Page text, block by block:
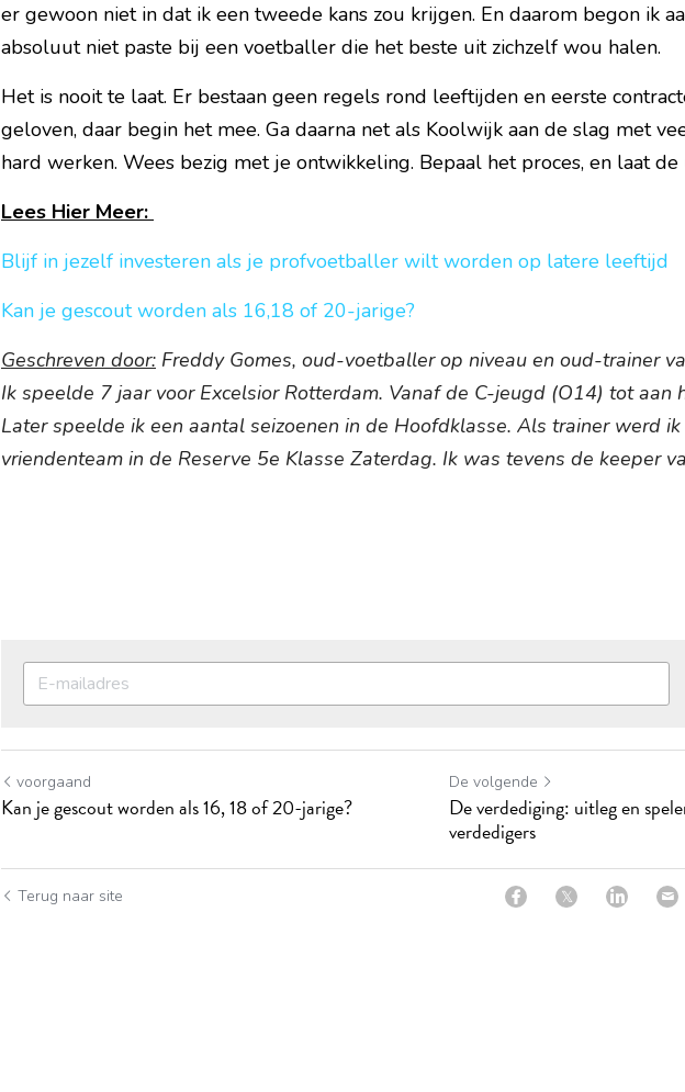
er gewoon niet in dat ik een tweede kans zou krijgen. En daarom begon ik
absoluut niet paste bij een voetballer die het beste uit zichzelf wou halen.
Het is nooit te laat. Er bestaan geen regels rond leeftijden en eerste
geloven, daar begin het mee. Ga daarna net als Koolwijk aan de slag met
hard werken. Wees bezig met je ontwikkeling. Bepaal het proces, en laat
Lees Hier Meer:
Blijf in jezelf investeren als je profvoetballer wilt worden op latere leeftijd
Kan je gescout worden als 16,18 of 20-jarige?
Geschreven door: Freddy Gomes, oud-voetballer op niveau en oud-trainer
Ik speelde 7 jaar voor Excelsior Rotterdam. Vanaf de C-jeugd (O14) tot aan
Later speelde ik een aantal seizoenen in de Hoofdklasse. Als trainer werd
vriendenteam in de Reserve 5e Klasse Zaterdag. Ik was tevens de keeper
voorgaand
Kan je gescout worden als 16, 18 of 20-jarige?
De volgende
De verdediging: uitleg en
verdedigers
Terug naar site